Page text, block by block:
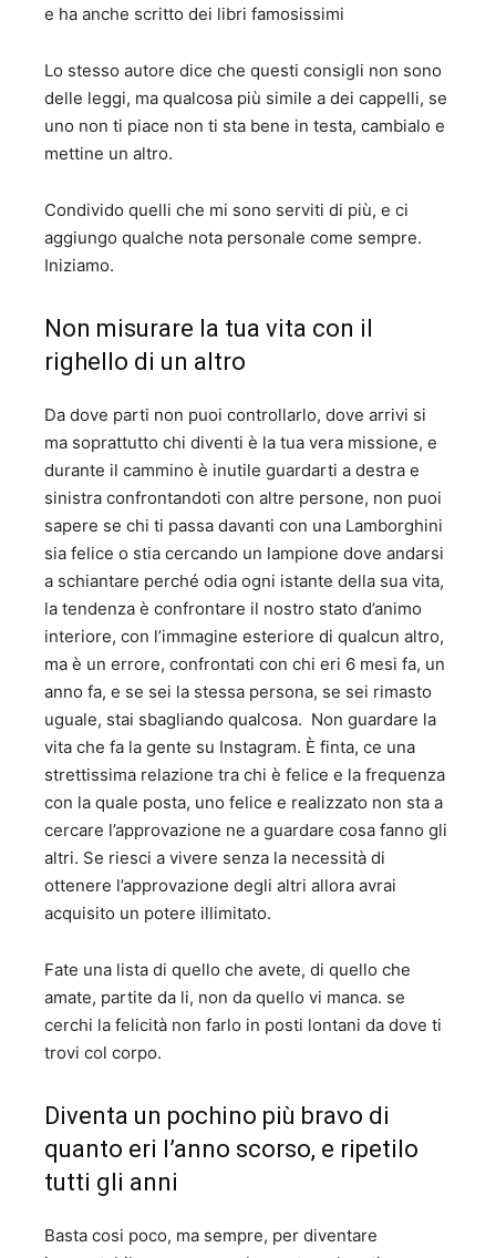
e ha anche scritto dei libri famosissimi
Lo stesso autore dice che questi consigli non sono
delle leggi, ma qualcosa più simile a dei cappelli, se
uno non ti piace non ti sta bene in testa, cambialo e
mettine un altro.
Condivido quelli che mi sono serviti di più, e ci
aggiungo qualche nota personale come sempre.
Iniziamo.
Non misurare la tua vita con il
righello di un altro
Da dove parti non puoi controllarlo, dove arrivi si
ma soprattutto chi diventi è la tua vera missione, e
durante il cammino è inutile guardarti a destra e
sinistra confrontandoti con altre persone, non puoi
sapere se chi ti passa davanti con una Lamborghini
sia felice o stia cercando un lampione dove andarsi
a schiantare perché odia ogni istante della sua vita,
la tendenza è confrontare il nostro stato d’animo
interiore, con l’immagine esteriore di qualcun altro,
ma è un errore, confrontati con chi eri 6 mesi fa, un
anno fa, e se sei la stessa persona, se sei rimasto
uguale, stai sbagliando qualcosa. Non guardare la
vita che fa la gente su Instagram. È finta, ce una
strettissima relazione tra chi è felice e la frequenza
con la quale posta, uno felice e realizzato non sta a
cercare l’approvazione ne a guardare cosa fanno gli
altri. Se riesci a vivere senza la necessità di
ottenere l’approvazione degli altri allora avrai
acquisito un potere illimitato.
Fate una lista di quello che avete, di quello che
amate, partite da li, non da quello vi manca. se
cerchi la felicità non farlo in posti lontani da dove ti
trovi col corpo.
Diventa un pochino più bravo di
quanto eri l’anno scorso, e ripetilo
tutti gli anni
Basta cosi poco, ma sempre, per diventare